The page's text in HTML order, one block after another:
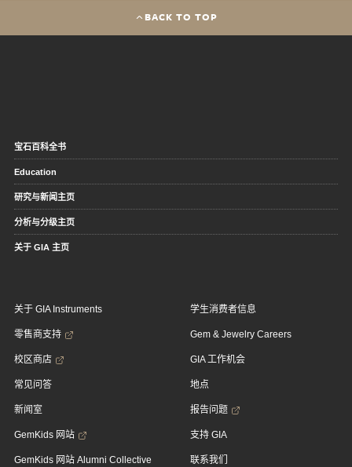
BACK TO TOP
宝石百科全书
Education
研究与新闻主页
分析与分级主页
关于 GIA 主页
关于 GIA Instruments
零售商支持
校区商店
常见问答
新闻室
GemKids 网站
GemKids 网站 Alumni Collective
学生消费者信息
Gem & Jewelry Careers
GIA 工作机会
地点
报告问题
支持 GIA
联系我们